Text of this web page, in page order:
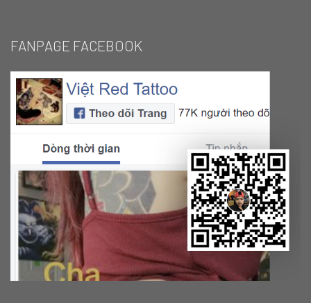
FANPAGE FACEBOOK